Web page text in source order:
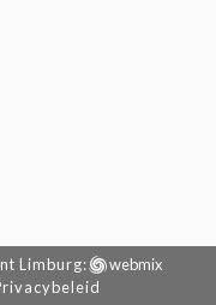
Limburg:
webmix